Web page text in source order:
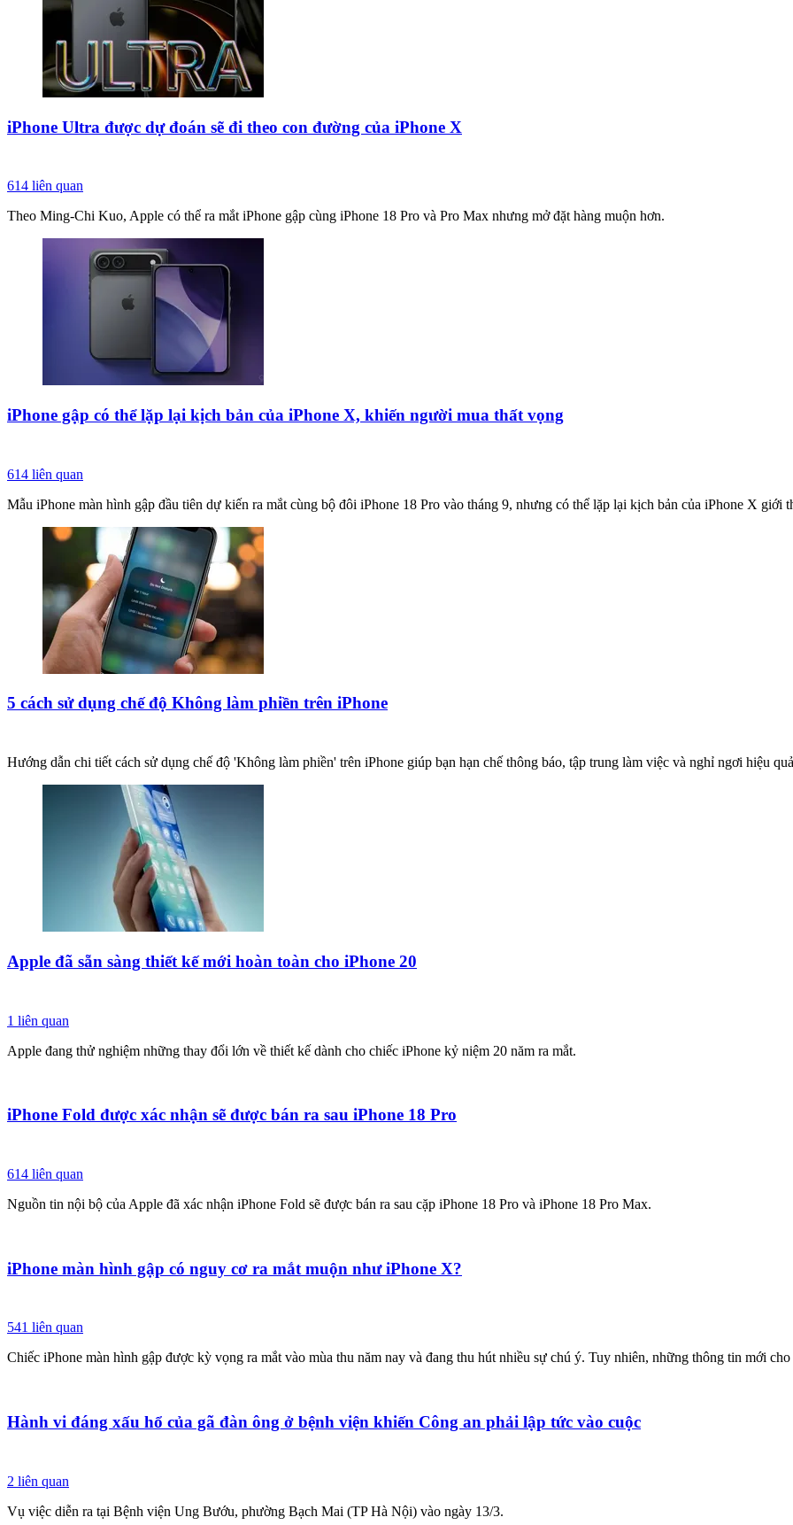
iPhone Ultra được dự đoán sẽ đi theo con đường của iPhone X
614 liên quan
Theo Ming-Chi Kuo, Apple có thể ra mắt iPhone gập cùng iPhone 18 Pro và Pro Max nhưng mở đặt hàng muộn hơn.
iPhone gập có thể lặp lại kịch bản của iPhone X, khiến người mua thất vọng
614 liên quan
Mẫu iPhone màn hình gập đầu tiên dự kiến ra mắt cùng bộ đôi iPhone 18 Pro vào tháng 9, nhưng có thể lặp lại kịch bản của iPhone X giới
5 cách sử dụng chế độ Không làm phiền trên iPhone
Hướng dẫn chi tiết cách sử dụng chế độ 'Không làm phiền' trên iPhone giúp bạn hạn chế thông báo, tập trung làm việc và nghỉ ngơi hiệu
Apple đã sẵn sàng thiết kế mới hoàn toàn cho iPhone 20
1 liên quan
Apple đang thử nghiệm những thay đổi lớn về thiết kế dành cho chiếc iPhone kỷ niệm 20 năm ra mắt.
iPhone Fold được xác nhận sẽ được bán ra sau iPhone 18 Pro
614 liên quan
Nguồn tin nội bộ của Apple đã xác nhận iPhone Fold sẽ được bán ra sau cặp iPhone 18 Pro và iPhone 18 Pro Max.
iPhone màn hình gập có nguy cơ ra mắt muộn như iPhone X?
541 liên quan
Chiếc iPhone màn hình gập được kỳ vọng ra mắt vào mùa thu năm nay và đang thu hút nhiều sự chú ý. Tuy nhiên, những thông tin mới
Hành vi đáng xấu hổ của gã đàn ông ở bệnh viện khiến Công an phải lập tức vào cuộc
2 liên quan
Vụ việc diễn ra tại Bệnh viện Ung Bướu, phường Bạch Mai (TP Hà Nội) vào ngày 13/3.